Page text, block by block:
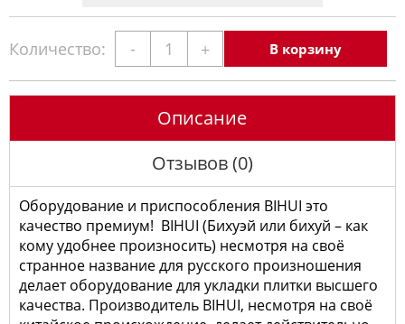
Количество: - + В корзину
Описание
Отзывов (0)
Оборудование и приспособления BIHUI это
качество премиум! BIHUI (Бихуэй или бихуй – как
кому удобнее произносить) несмотря на своё
странное название для русского произношения
делает оборудование для укладки плитки высшего
качества. Производитель BIHUI, несмотря на своё